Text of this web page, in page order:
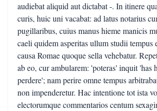
audiebat aliquid aut dictabat -. In itinere
curis, huic uni vacabat: ad latus notarius
pugillaribus, cuius manus hieme manicis
caeli quidem asperitas ullum studii tempus
causa Romae quoque sella vehebatur.
ab eo, cur ambularem: 'poteras' inquit 'has
perdere'; nam perire omne tempus
non impenderetur. Hac intentione tot ista
electorumque commentarios centum